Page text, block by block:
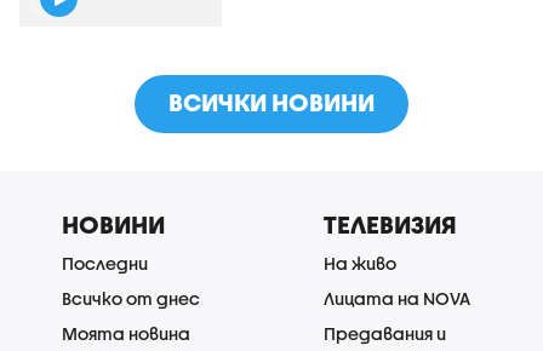
ВСИЧКИ НОВИНИ
НОВИНИ
Последни
Всичко от днес
Моята новина
ТЕЛЕВИЗИЯ
На живо
Лицата на NOVA
Предавания и